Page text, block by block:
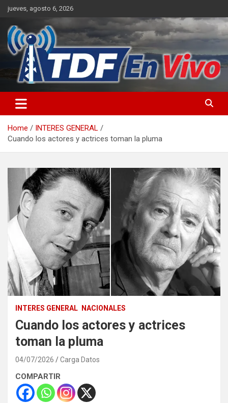
Skip
content
jueves, agosto 6, 2026
Home
INTERES GENERAL
Cuando los actores y actrices toman la pluma
INTERES GENERAL NACIONALES
Cuando los actores y actrices
toman la pluma
04/07/2026 Carga Datos
COMPARTIR